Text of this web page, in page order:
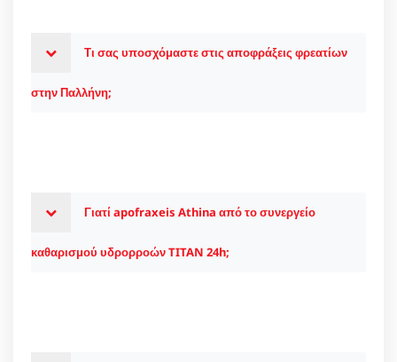
Τι σας υποσχόμαστε στις αποφράξεις φρεατίων
στην Παλλήνη;
Γιατί apofraxeis Athina από το συνεργείο
καθαρισμού υδρορροών TITAN 24h;